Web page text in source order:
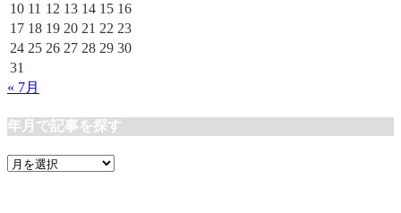
10 11 12 13 14 15 16
17 18 19 20 21 22 23
24 25 26 27 28 29 30
31
« 7月
年月で記事を探す
年